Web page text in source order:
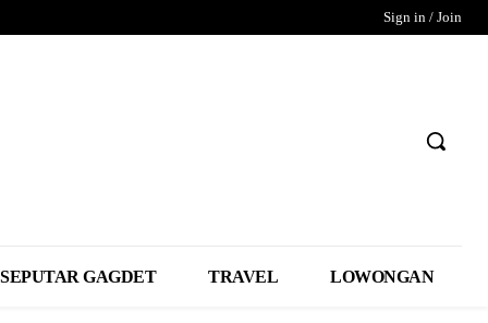
Sign in / Join
SEPUTAR GAGDET TRAVEL LOWONGAN